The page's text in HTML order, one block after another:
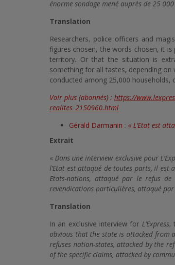
énorme sondage mené auprès de 25
Translation
Researchers, police officers and
figures chosen, the words chosen, it is
territory. Or that the situation is
something for all tastes, depending on
conducted among 25,000 households,
Voir plus (abonnés) : https://
realites_2150960.html
Gérald Darmanin : « L’Etat est
Extrait
« Dans une interview exclusive pour
l’Etat est attaqué de toutes parts, il
Etats-nations, attaqué par le refus
revendications particulières, attaqué
Translation
In an exclusive interview for L’Express,
obvious that the state is attacked from
refuses nation-states, attacked by the
of the specific claims, attacked by